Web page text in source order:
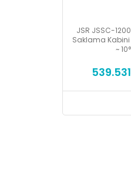
JSR JSSC-
Saklama Kabini
~